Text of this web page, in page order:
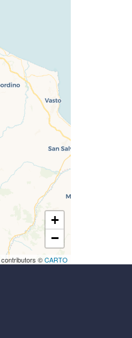
+
−
contributors ©CARTO